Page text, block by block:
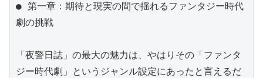
● 第一章：期待と現実の間で揺れるファンタジー時代
劇の挑戦
「夜警日誌」の最大の魅力は、やはりその「ファンタ
ジー時代劇」というジャンル設定にあったと言えるだ